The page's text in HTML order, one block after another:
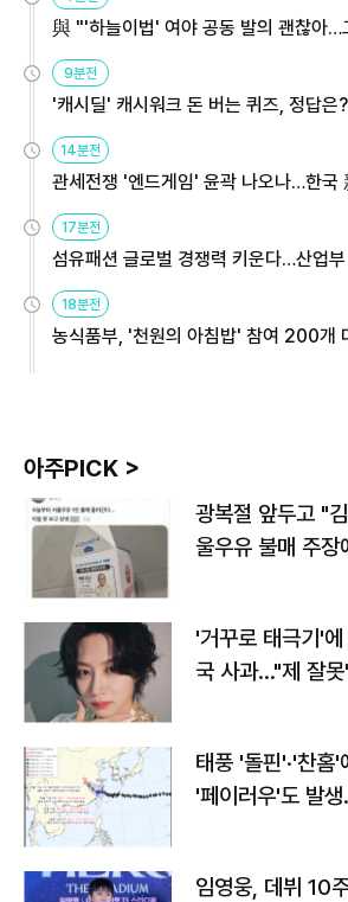
與 "'하늘이법' 여야 공동 발의 괜찮아…
9분전
'캐시딜' 캐시워크 돈 버는 퀴즈, 정답은?
14분전
관세전쟁 '엔드게임' 윤곽 나오나…한국
용해야
17분전
섬유패션 글로벌 경쟁력 키운다…산업
원
18분전
농식품부, '천원의 아침밥' 참여 200개
아주PICK >
광복절 앞두고 "
울우유 불매 주장
'거꾸로 태극기'
국 사과…"제 잘
태풍 '돌핀'·'찬홈
'페이러우'도 발
임영웅, 데뷔 10